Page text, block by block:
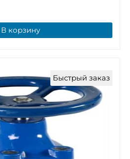
В корзину
Быстрый заказ